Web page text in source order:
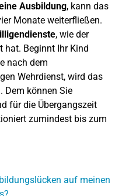
Ausbildung, kann das
Monate weiterfließen.
, wie der
hat. Beginnt Ihr Kind
nach dem
Wehrdienst, wird das
Dem können Sie
für die Übergangszeit
zumindest bis zum
auf meinen